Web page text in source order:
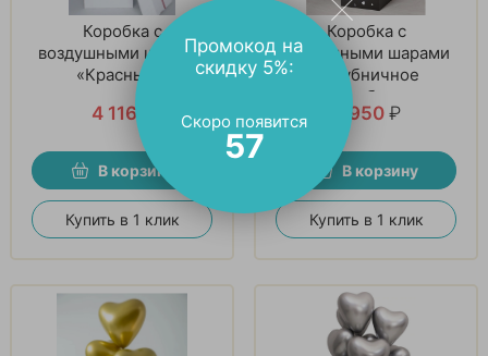
Коробка с
воздушными шарами
«Красный и
прозрачный»
4 116
В корзину
Купить в 1 клик
Коробка с
воздушными шарами
«Клубничное
серебро»
4 950 ₽
В корзину
Купить в 1 клик
Промокод на
скидку 5%:
Скоро появится
56